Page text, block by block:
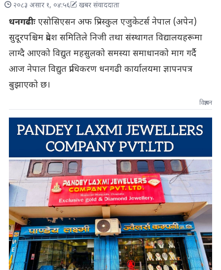
२०८३ असार १, ०४:५६ खबर संवाददाता
धनगढीःएसोसिएसन अफ प्रि–स्कुल एजुकेटर्स नेपाल (अपेन)
सुदूरपश्चिम प्रदेश समितिले निजी तथा संस्थागत विद्यालयहरूमा
लाग्दै आएको विद्युत महसुलको समस्या समाधानको माग गर्दै
आज नेपाल विद्युत प्राधिकरण धनगढी कार्यालयमा ज्ञापनपत्र
बुझाएको छ।
विज्ञापन